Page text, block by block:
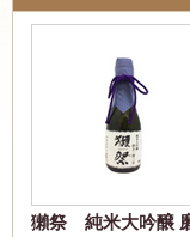
獺祭 純米大吟醸